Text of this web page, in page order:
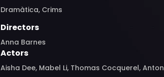
Dramàtica, Crims
Directors
Anna Barnes
Actors
Aisha Dee, Mabel Li, Thomas Cocquerel,